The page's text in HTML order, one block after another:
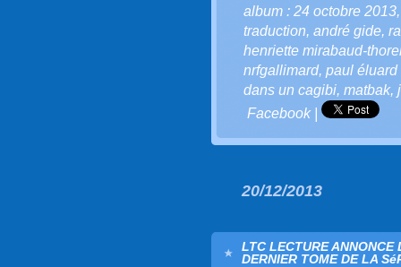
album : 24 octobre 2013
traduction, andré gide,
henriette mirabaud-
nrfgallimard, paul éluard
dans un cagibi, matbak,
Facebook|
20/12/2013
LTC LECTURE
DERNIER TOME DE LA